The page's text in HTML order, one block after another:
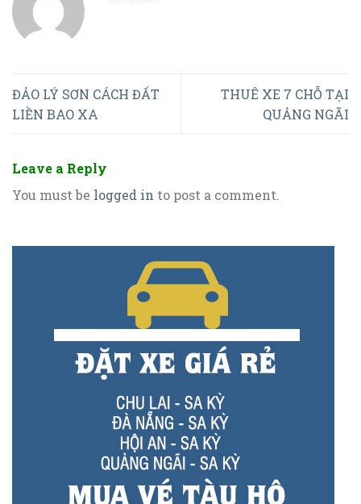
ĐẢO LÝ SƠN CÁCH ĐẤT
LIỀN BAO XA
THUÊ XE 7 CHỖ TẠI
QUẢNG NGÃI
Leave a Reply
You must be logged in to post a comment.